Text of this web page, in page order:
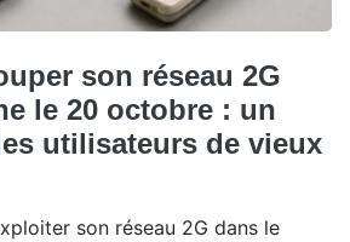
son réseau 2G
le 20 octobre : un
utilisateurs de vieux
son réseau 2G dans le